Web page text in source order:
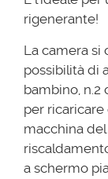
rigenerante!
La camera si
possibilità di
bambino, n.2
per
macchina
a schermo